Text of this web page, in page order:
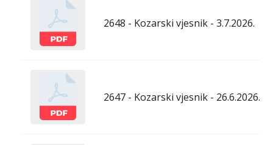
2648 - Kozarski vjesnik - 3.7.2026.
2647 - Kozarski vjesnik - 26.6.2026.